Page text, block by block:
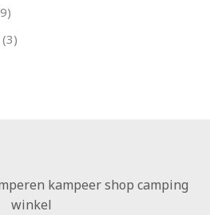
9
3
kampeer shop camping
winkel